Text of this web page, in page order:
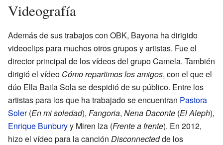
Videografía
Además de sus trabajos con OBK, Bayona ha dirigido
videoclips para muchos otros grupos y artistas. Fue el
director principal de los vídeos del grupo Camela. También
dirigió el vídeo Cómo repartimos los amigos, con el que el
dúo Ella Baila Sola se despidió de su público. Entre los
artistas para los que ha trabajado se encuentran Pastora
Soler(En mi soledad), Fangoria, Nena Daconte (El Aleph),
Enrique Bunburyy Miren Iza (Frente a frente). En 2012,
hizo el vídeo para la canción Disconnectedde los